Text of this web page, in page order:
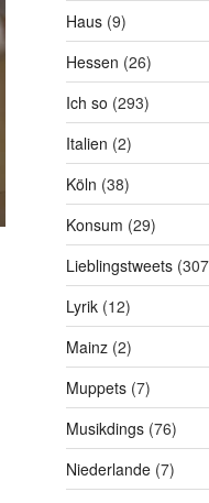
Haus(9)
Hessen (26)
Ich so (293)
Italien (2)
Köln (38)
Konsum (29)
Lieblingstweets
Lyrik(12)
Mainz(2)
Muppets(7)
Musikdings(76)
Niederlande(7)